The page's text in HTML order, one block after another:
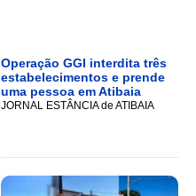
Operação GGI interdita três
estabelecimentos e prende
uma pessoa em Atibaia
JORNAL ESTÂNCIA de ATIBAIA